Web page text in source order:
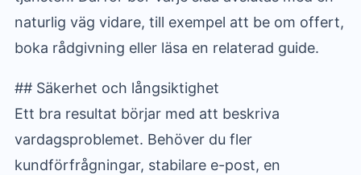
naturlig väg vidare, till exempel att be om offert,
boka rådgivning eller läsa en relaterad guide.
## Säkerhet och långsiktighet
Ett bra resultat börjar med att beskriva
vardagsproblemet. Behöver du fler
kundförfrågningar, stabilare e-post, en